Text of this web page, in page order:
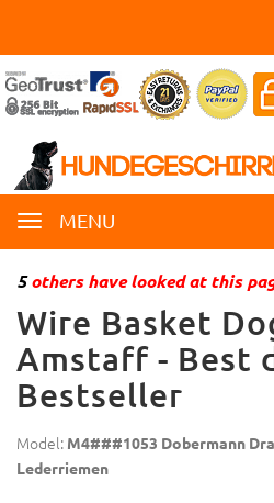
MENU
5others have looked at this
Wire Basket
Amstaff - Best
Bestseller
Model: M4###1053 Dobermann
Lederriemen